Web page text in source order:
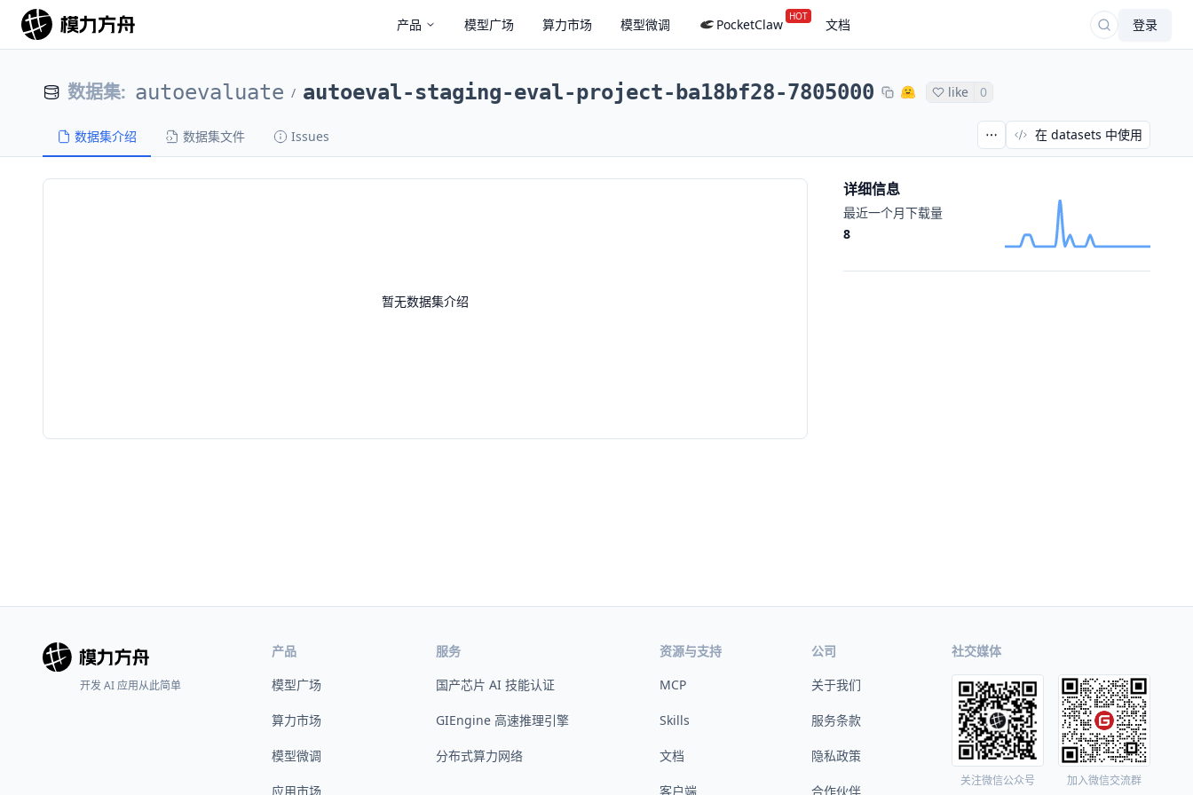
产品 模型广场 算力市场 模型微调 PocketClaw HOT 文档 登录
数据集: autoevaluate / autoeval-staging-eval-project-ba18bf28-7805000 like 0
数据集介绍 数据集文件 Issues 在 datasets 中使用
暂无数据集介绍
详细信息
最近一个月下载量
8
开发 AI 应用从此简单
产品
模型广场
算力市场
模型微调
应用市场
服务
国产芯片 AI 技能认证
GIEngine 高速推理引擎
分布式算力网络
资源与支持
MCP
Skills
文档
客户端
公司
关于我们
服务条款
隐私政策
合作伙伴
社交媒体
关注微信公众号 加入微信交流群